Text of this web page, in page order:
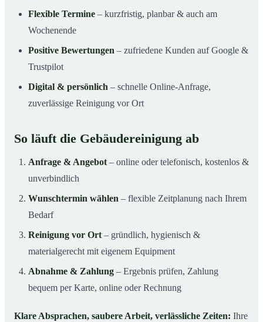
Flexible Termine – kurzfristig, planbar & auch am
Wochenende
Positive Bewertungen – zufriedene Kunden auf Google &
Trustpilot
Digital & persönlich – schnelle Online-Anfrage,
zuverlässige Reinigung vor Ort
So läuft die Gebäudereinigung ab
Anfrage & Angebot – online oder telefonisch, kostenlos &
unverbindlich
Wunschtermin wählen – flexible Zeitplanung nach Ihrem
Bedarf
Reinigung vor Ort – gründlich, hygienisch &
materialgerecht mit eigenem Equipment
Abnahme & Zahlung – Ergebnis prüfen, Zahlung
bequem per Karte, online oder Rechnung
Klare Absprachen, saubere Arbeit, verlässliche Zeiten: Ihre